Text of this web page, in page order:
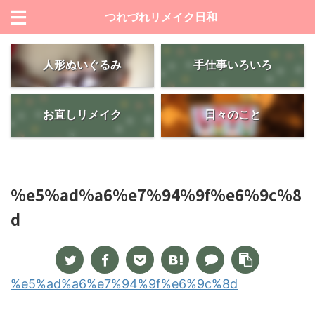
つれづれリメイク日和
人形ぬいぐるみ 手仕事いろいろ
お直しリメイク 日々のこと
%e5%ad%a6%e7%94%9f%e6%9c%8
d
%e5%ad%a6%e7%94%9f%e6%9c%8d